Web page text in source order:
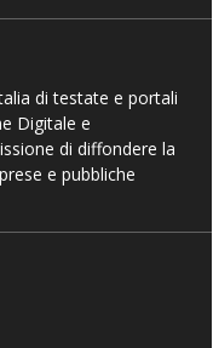
di testate e portali
Digitale e
di diffondere la
e pubbliche